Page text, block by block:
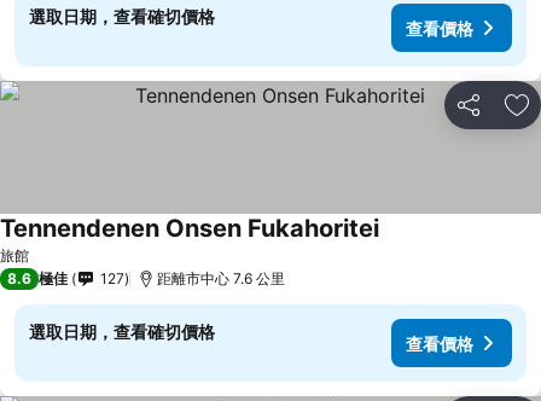
選取日期，查看確切價格
查看價格
分享 放
旅館
Tennendenen Onsen Fukahoritei查看價格
8.6 極佳 127 距離市中心 7.6 公里
選取日期，查看確切價格
查看價格